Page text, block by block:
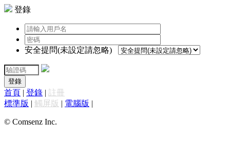
登錄
安全提問(未設定請忽略)
登錄
首頁 | 登錄 | 註冊
標準版 | 觸屏版 | 電腦版 |
© Comsenz Inc.